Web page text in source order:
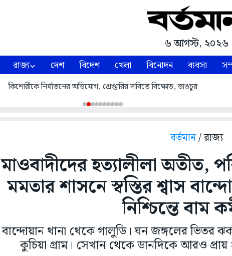
৬ আগস্ট, ২০২৬
রাজ্য দেশ বিদেশ খেলা বিনোদন ব্যবসা
কিশোরীকে নির্যাতনের অভিযোগ, গ্রেপ্তারির দাবিতে বিক্ষোভ, ভাঙচুর
বর্তমান/ রাজ্য
মাওবাদীদের হত্যালীলা অতীত,
মমতার শাসনে স্বস্তির শ্বাস
নিশ্চিন্তে বাম
বান্দোয়ান থানা থেকে গালুডি। ঘন জঙ্গলের ভিতর
কুচিয়া গ্রাম। সেখান থেকে ডানদিকে আরও